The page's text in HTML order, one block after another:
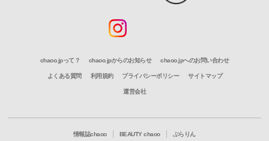
chaoo.jpって？ chaoo.jpからのお知らせ chaoo.jpへのお問い合わせ
よくある質問 利用規約 プライバシーポリシー サイトマップ
運営会社
情報誌chaoo BEAUTY chaoo ぶらりん